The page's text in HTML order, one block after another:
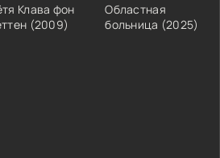
Клава фон
(2009)
Областная
больница (2025)